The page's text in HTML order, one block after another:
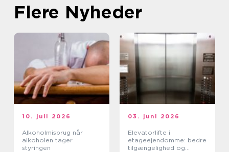
Flere Nyheder
10. juli 2026
Alkoholmisbrug når
alkoholen tager
styringen
03. juni 2026
Elevatorlifte i
etageejendomme: bedre
tilgængelighed og